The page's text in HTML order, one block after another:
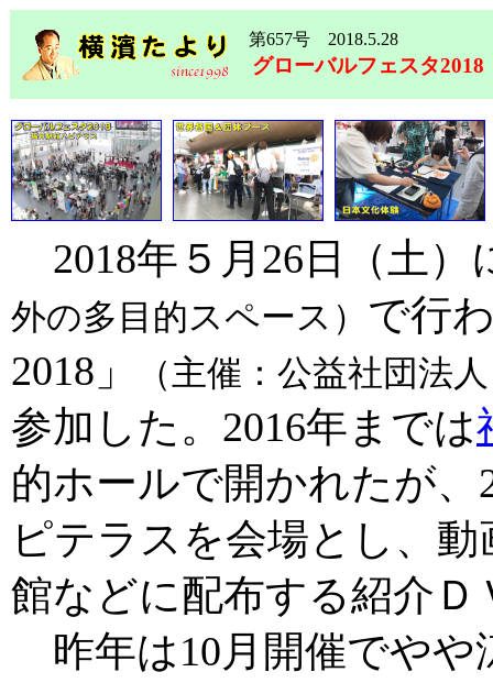
第657号 2018.5.28
グローバルフェスタ2018
2018年５月26日（土）
外の多目的スペース） で行
2018」
（主催：公益社団法
参加した。 2016年までは
的ホールで開かれたが
ピテラスを会場とし、
館などに配布する紹介Ｄ
昨年は10月開催でやや